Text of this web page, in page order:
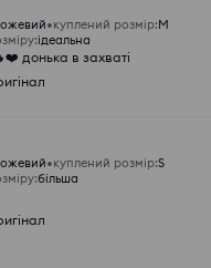
куплений розмір:M
:ідеальна
донька в захваті
куплений розмір:S
:більша